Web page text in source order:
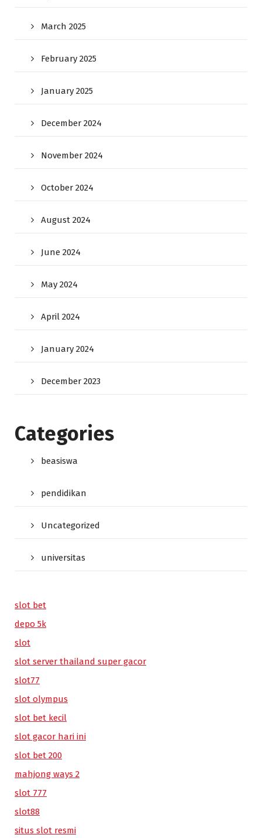
March 2025
February 2025
January 2025
December 2024
November 2024
October 2024
August 2024
June 2024
May 2024
April 2024
January 2024
December 2023
Categories
beasiswa
pendidikan
Uncategorized
universitas
slot bet
depo 5k
slot
slot server thailand super gacor
slot77
slot olympus
slot bet kecil
slot gacor hari ini
slot bet 200
mahjong ways 2
slot 777
slot88
situs slot resmi